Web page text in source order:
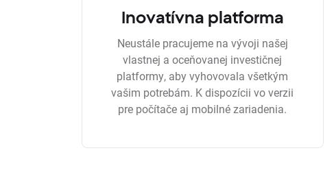
Inovatívna platforma
Neustále pracujeme na vývoji našej
vlastnej a oceňovanej investičnej
platformy, aby vyhovovala všetkým
vašim potrebám. K dispozícii vo verzii
pre počítače aj mobilné zariadenia.